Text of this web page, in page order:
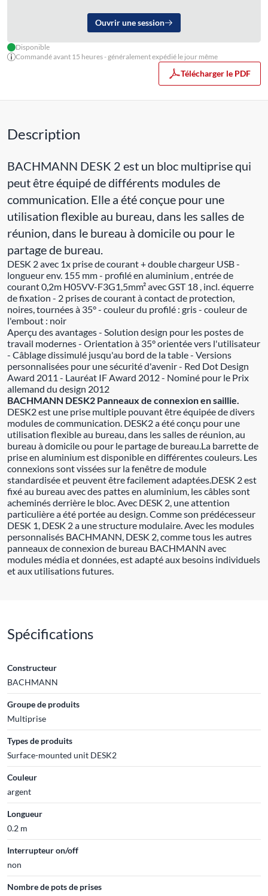
Ouvrir une session
Disponible
Commandé avant 15 heures - généralement expédié le jour même
Télécharger le PDF
Description
BACHMANN DESK 2 est un bloc multiprise qui
peut être équipé de différents modules de
communication. Elle a été conçue pour une
utilisation flexible au bureau, dans les salles de
réunion, dans le bureau à domicile ou pour le
partage de bureau.
DESK 2 avec 1x prise de courant + double chargeur USB -
longueur env. 155 mm - profilé en aluminium , entrée de
courant 0,2m H05VV-F3G1,5mm² avec GST 18 , incl. équerre
de fixation - 2 prises de courant à contact de protection,
noires, tournées à 35° - couleur du profilé : gris - couleur de
l'embout : noir
Aperçu des avantages - Solution design pour les postes de
travail modernes - Orientation à 35° orientée vers l'utilisateur
- Câblage dissimulé jusqu'au bord de la table - Versions
personnalisées pour une sécurité d'avenir - Red Dot Design
Award 2011 - Lauréat IF Award 2012 - Nominé pour le Prix
allemand du design 2012
BACHMANN DESK2 Panneaux de connexion en saillie.
DESK2 est une prise multiple pouvant être équipée de divers
modules de communication. DESK2 a été conçu pour une
utilisation flexible au bureau, dans les salles de réunion, au
bureau à domicile ou pour le partage de bureau.La barrette de
prise en aluminium est disponible en différentes couleurs. Les
connexions sont vissées sur la fenêtre de module
standardisée et peuvent être facilement adaptées.DESK 2 est
fixé au bureau avec des pattes en aluminium, les câbles sont
acheminés derrière le bloc. Avec DESK 2, une attention
particulière a été portée au design. Comme son prédécesseur
DESK 1, DESK 2 a une structure modulaire. Avec les modules
personnalisés BACHMANN, DESK 2, comme tous les autres
panneaux de connexion de bureau BACHMANN avec
modules média et données, est adapté aux besoins individuels
et aux utilisations futures.
Spécifications
Constructeur
BACHMANN
Groupe de produits
Multiprise
Types de produits
Surface-mounted unit DESK2
Couleur
argent
Longueur
0.2 m
Interrupteur on/off
non
Nombre de pots de prises